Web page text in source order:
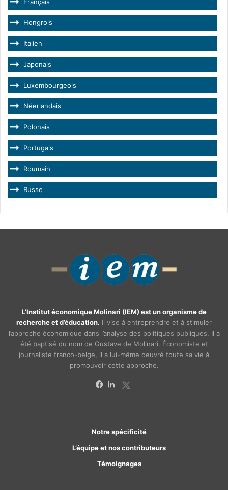
Hongrois
Italien
Japonais
Luxembourgeois
Néerlandais
Polonais
Portugais
Roumain
Russe
L’Institut économique Molinari (IEM) est un organisme de
recherche et d’éducation. Il vise à entreprendre et à stimuler
l’approche économique dans l’analyse des politiques publiques. Il a
été baptisé du nom de Gustave de Molinari. Économiste et
journaliste franco-belge, il a lui-même oeuvré toute sa vie à
promouvoir cette approche.
Notre spécificité
L’équipe et nos contributeurs
Témoignages